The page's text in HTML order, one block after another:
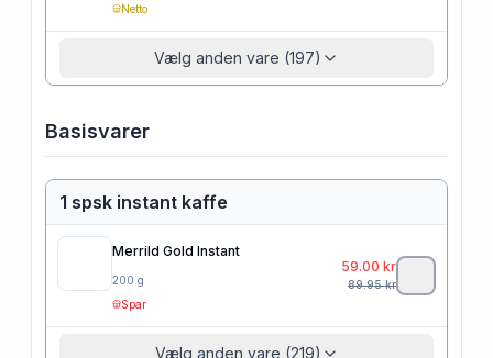
Netto
Vælg anden vare (197)
Basisvarer
1 spsk instant kaffe
Merrild Gold Instant
200 g
Spar
59.00 kr
89.95kr
Vælg anden vare (219)